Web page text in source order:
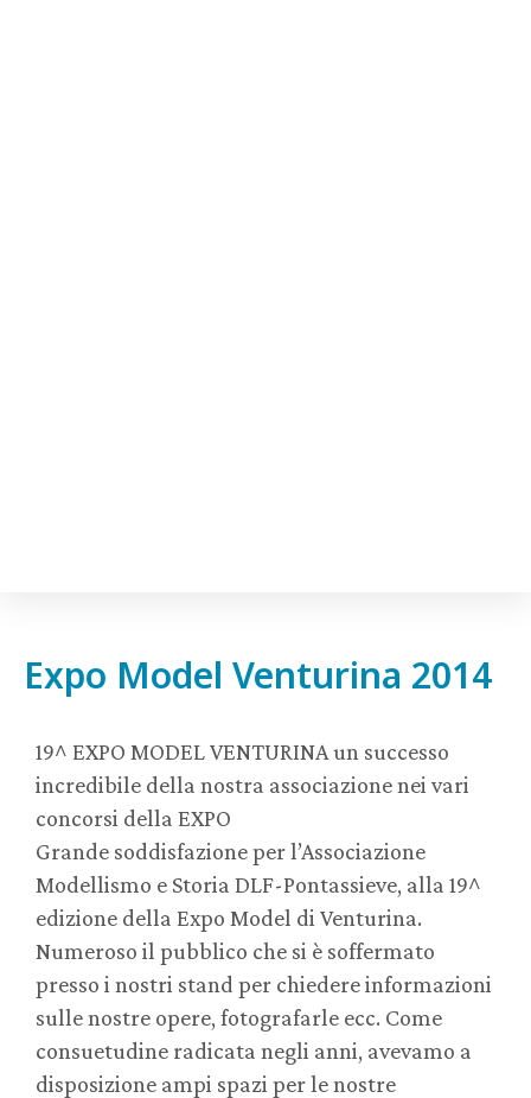
Expo Model Venturina 2014
19^ EXPO MODEL VENTURINA un successo
incredibile della nostra associazione nei vari
concorsi della EXPO
Grande soddisfazione per l’Associazione
Modellismo e Storia DLF-Pontassieve, alla 19^
edizione della Expo Model di Venturina.
Numeroso il pubblico che si è soffermato
presso i nostri stand per chiedere informazioni
sulle nostre opere, fotografarle ecc. Come
consuetudine radicata negli anni, avevamo a
disposizione ampi spazi per le nostre